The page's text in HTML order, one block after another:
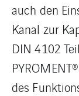
auch den
Kanal zur
DIN 4102
des